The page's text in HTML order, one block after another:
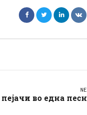
во една